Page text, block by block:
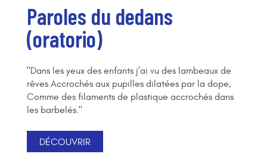
Paroles du dedans
(oratorio)
"Dans les yeux des enfants j’ai vu des lambeaux de
rêves Accrochés aux pupilles dilatées par la dope,
Comme des filaments de plastique accrochés dans
les barbelés."
DÉCOUVRIR